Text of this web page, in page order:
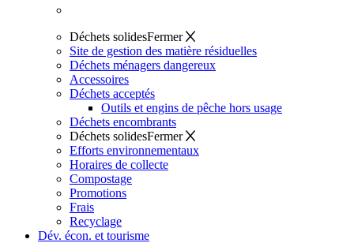
Déchets solidesFermer
Site de gestion des matière résiduelles
Déchets ménagers dangereux
Accessoires
Déchets acceptés
Outils et engins de pêche hors usage
Déchets encombrants
Déchets solidesFermer
Efforts environnementaux
Horaires de collecte
Compostage
Promotions
Frais
Recyclage
Dév. écon. et tourisme